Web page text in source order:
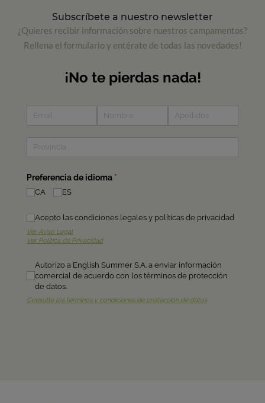
Subscríbete a nuestro newsletter
¿Quieres recibir información sobre nuestros campamentos?
Rellena el formulario y entérate de todas las novedades!